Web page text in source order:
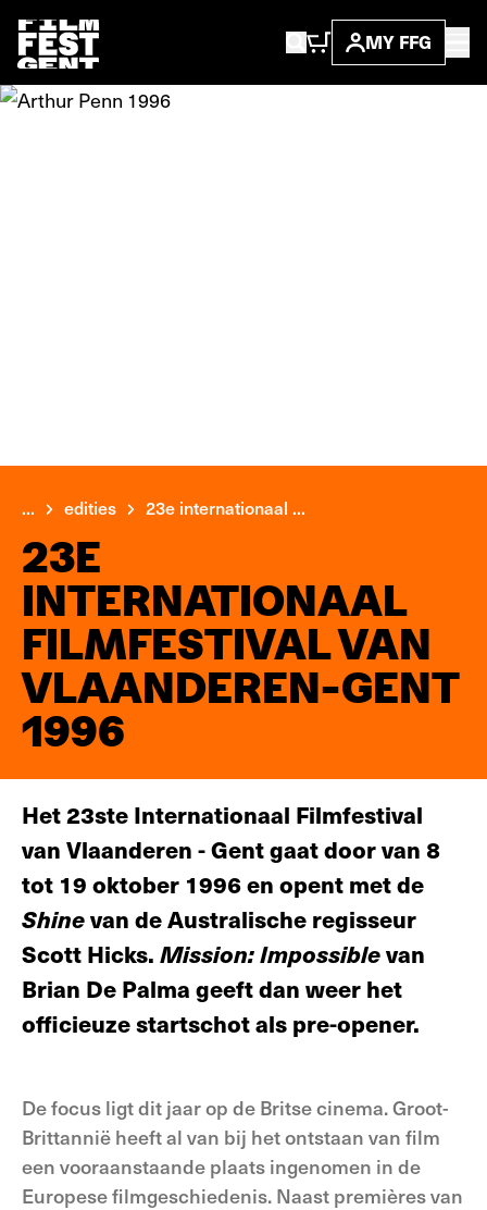
MY FFG
... edities 23e internationaal ...
23E
INTERNATIONAAL
FILMFESTIVAL VAN
VLAANDEREN-GENT
1996
Het 23ste Internationaal Filmfestival
van Vlaanderen - Gent gaat door van 8
tot 19 oktober 1996 en opent met de
Shinevan de Australische regisseur
Scott Hicks. Mission: Impossiblevan
Brian De Palma geeft dan weer het
officieuze startschot als pre-opener.
De focus ligt dit jaar op de Britse cinema. Groot-
Brittannië heeft al van bij het ontstaan van film
een vooraanstaande plaats ingenomen in de
Europese filmgeschiedenis. Naast premières van